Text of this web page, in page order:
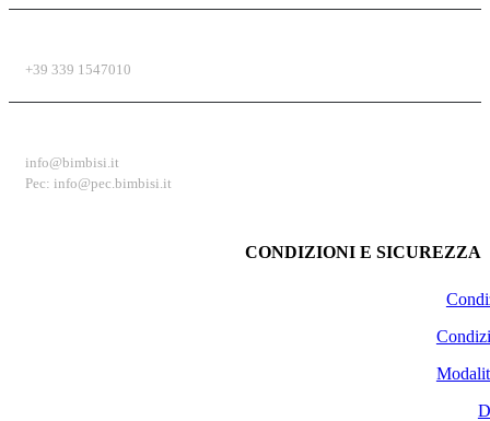
+39 339 1547010
info@bimbisi.it
Pec: info@pec.bimbisi.it
CONDIZIONI E SICUREZZA